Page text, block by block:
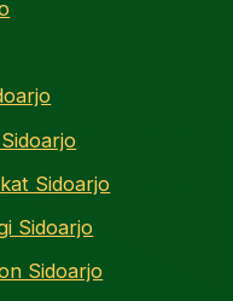
Sidoarjo
Sidoarjo
Sidoarjo